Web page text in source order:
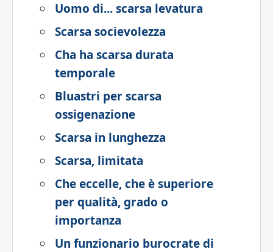
Uomo di... scarsa levatura
Scarsa socievolezza
Cha ha scarsa durata
temporale
Bluastri per scarsa
ossigenazione
Scarsa in lunghezza
Scarsa, limitata
Che eccelle, che è superiore
per qualità, grado o
importanza
Un funzionario burocrate di